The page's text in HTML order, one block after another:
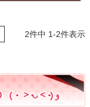
2件中 1-2件表示